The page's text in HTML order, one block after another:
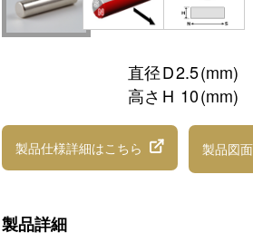
直径D2.5(mm)
高さ H 10(mm)
製品仕様詳細はこちら 製品図面
製品詳細